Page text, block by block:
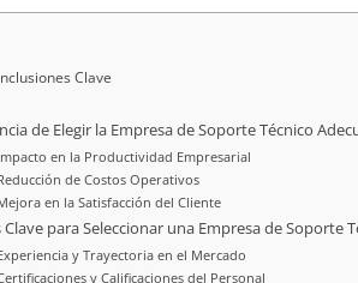
Clave
de Elegir la Empresa de Soporte Técnico
en la Productividad Empresarial
de Costos Operativos
en la Satisfacción del Cliente
Clave para Seleccionar una Empresa de Soporte
y Trayectoria en el Mercado
y Calificaciones del Personal